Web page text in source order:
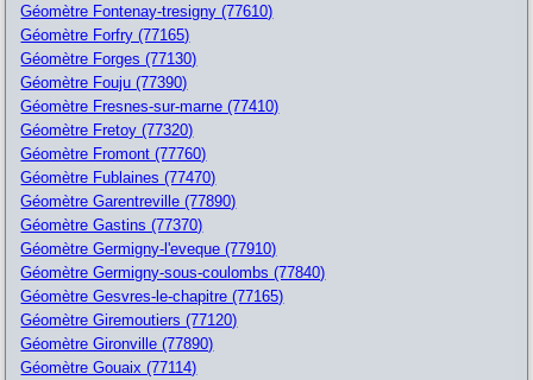
Géomètre Fontenay-tresigny (77610)
Géomètre Forfry (77165)
Géomètre Forges (77130)
Géomètre Fouju (77390)
Géomètre Fresnes-sur-marne (77410)
Géomètre Fretoy (77320)
Géomètre Fromont (77760)
Géomètre Fublaines (77470)
Géomètre Garentreville (77890)
Géomètre Gastins (77370)
Géomètre Germigny-l'eveque (77910)
Géomètre Germigny-sous-coulombs (77840)
Géomètre Gesvres-le-chapitre (77165)
Géomètre Giremoutiers (77120)
Géomètre Gironville (77890)
Géomètre Gouaix (77114)